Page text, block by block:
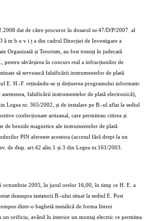
dat de către procuror în dosarul nr.47/D/P/2007 al
â m b o v i ț a din cadrul Direcției de Investigare a
Organizată și Terorism, au fost trimiși în judecată
pentru săvârșirea în concurs real a infracțiunilor de
să servească falsificării instrumentelor de plată
E. H.-F. reținându-se și deținerea programului informatic
asemenea, falsificării instrumentelor de plată electronică),
Legea nr. 365/2002, și de instalare pe B.-ul aflat la sediul
confecționate artizanal, care permiteau citirea și
de benzile magnetice ale instrumentelor de plată
PIN aferente acestora (accesul fără drept la un
de disp. art.42 alin.1 și 3 din Legea nr.161/2003.
octombrie 2005, în jurul orelor 16,00, în timp ce H. E. a
deasupra tastaturii B.-ului situat la sediul E. Post
dintr-o baghetă metalică de forma literei
un orificiu, având în interior un montaj electric ce permitea